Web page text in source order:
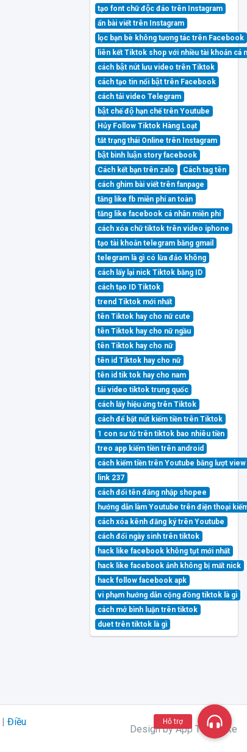
tạo font chữ độc đáo trên Instagram
ẩn bài viết trên Instagram
lọc bạn bè không tương tác trên Facebook
liên kết Tiktok shop với nhiều tài khoản cá
cách bật nút lưu video trên Tiktok
cách tạo tin nổi bật trên Facebook
cách tải video Telegram
bật chế độ hạn chế trên Youtube
Hủy Follow Tiktok Hàng Loạt
tắt trạng thái Online trên Instagram
bật bình luận story facebook
Cách kết bạn trên zalo
Cách tag tên
cách ghim bài viết trên fanpage
tăng like fb miễn phí an toàn
tăng like facebook cá nhân miễn phí
cách xóa chữ tiktok trên video iphone
tạo tài khoản telegram bằng gmail
telegram là gì có lừa đảo không
cách lấy lại nick Tiktok bằng ID
cách tạo ID Tiktok
trend Tiktok mới nhất
tên Tiktok hay cho nữ cute
tên Tiktok hay cho nữ ngầu
tên Tiktok hay cho nữ
tên id Tiktok hay cho nữ
tên id tik tok hay cho nam
tải video tiktok trung quốc
cách lấy hiệu ứng trên Tiktok
cách để bật nút kiếm tiền trên Tiktok
1 con sư tử trên tiktok bao nhiêu tiền
treo app kiếm tiền trên android
cách kiếm tiền trên Youtube bằng lượt view
link 237
cách đổi tên đăng nhập shopee
hướng dẫn làm Youtube trên điện thoại
cách xóa kênh đăng ký trên Youtube
cách đổi ngày sinh trên tiktok
hack like facebook không tụt mới nhất
hack like facebook ảnh không bị mất nick
hack follow facebook apk
vi phạm hướng dẫn cộng đồng tiktok là gì
cách mở bình luận trên tiktok
duet trên tiktok là gì
|Điều
Design by App Tăng Like
Hỗ trợ